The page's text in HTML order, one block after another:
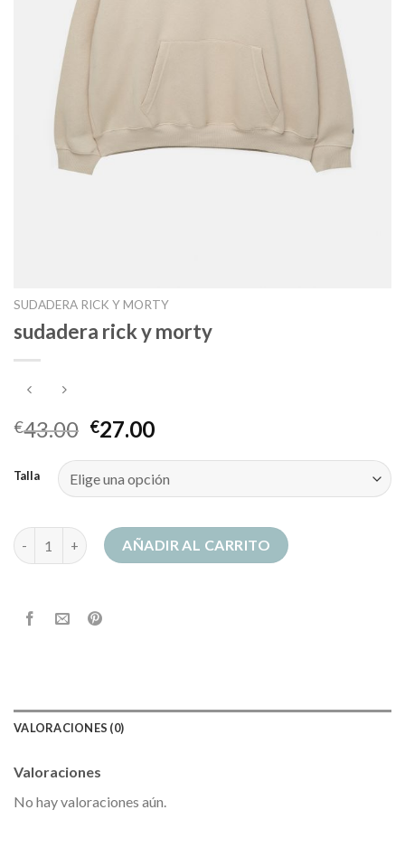
SUDADERA RICK Y MORTY
sudadera rick y morty
€43.00 €27.00
Talla
sudadera rick y morty cantidadAÑADIR AL CARRITO
VALORACIONES (0)
Valoraciones
No hay valoraciones aún.